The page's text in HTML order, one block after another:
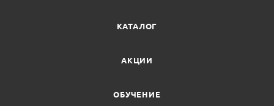
КАТАЛОГ
АКЦИИ
ОБУЧЕНИЕ